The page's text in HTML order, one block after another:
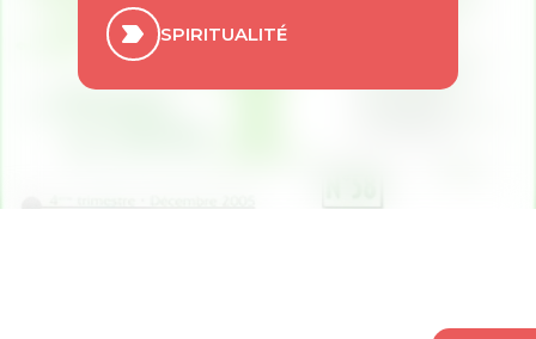
SPIRITUALITÉ